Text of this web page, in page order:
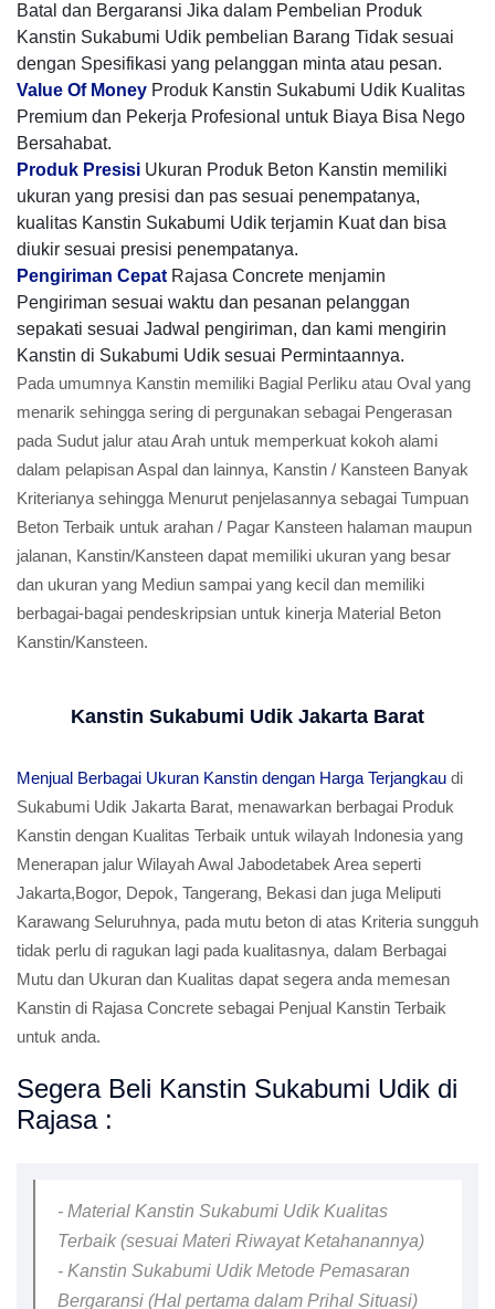
Batal dan Bergaransi Jika dalam Pembelian Produk
Kanstin Sukabumi Udik pembelian Barang Tidak sesuai
dengan Spesifikasi yang pelanggan minta atau pesan.
Value Of Money Produk Kanstin Sukabumi Udik Kualitas
Premium dan Pekerja Profesional untuk Biaya Bisa Nego
Bersahabat.
Produk Presisi Ukuran Produk Beton Kanstin memiliki
ukuran yang presisi dan pas sesuai penempatanya,
kualitas Kanstin Sukabumi Udik terjamin Kuat dan bisa
diukir sesuai presisi penempatanya.
Pengiriman Cepat Rajasa Concrete menjamin
Pengiriman sesuai waktu dan pesanan pelanggan
sepakati sesuai Jadwal pengiriman, dan kami mengirin
Kanstin di Sukabumi Udik sesuai Permintaannya.
Pada umumnya Kanstin memiliki Bagial Perliku atau Oval yang
menarik sehingga sering di pergunakan sebagai Pengerasan
pada Sudut jalur atau Arah untuk memperkuat kokoh alami
dalam pelapisan Aspal dan lainnya, Kanstin / Kansteen Banyak
Kriterianya sehingga Menurut penjelasannya sebagai Tumpuan
Beton Terbaik untuk arahan / Pagar Kansteen halaman maupun
jalanan, Kanstin/Kansteen dapat memiliki ukuran yang besar
dan ukuran yang Mediun sampai yang kecil dan memiliki
berbagai-bagai pendeskripsian untuk kinerja Material Beton
Kanstin/Kansteen.
Kanstin Sukabumi Udik Jakarta Barat
Menjual Berbagai Ukuran Kanstin dengan Harga Terjangkau di
Sukabumi Udik Jakarta Barat, menawarkan berbagai Produk
Kanstin dengan Kualitas Terbaik untuk wilayah Indonesia yang
Menerapan jalur Wilayah Awal Jabodetabek Area seperti
Jakarta,Bogor, Depok, Tangerang, Bekasi dan juga Meliputi
Karawang Seluruhnya, pada mutu beton di atas Kriteria sungguh
tidak perlu di ragukan lagi pada kualitasnya, dalam Berbagai
Mutu dan Ukuran dan Kualitas dapat segera anda memesan
Kanstin di Rajasa Concrete sebagai Penjual Kanstin Terbaik
untuk anda.
Segera Beli Kanstin Sukabumi Udik di
Rajasa :
- Material Kanstin Sukabumi Udik Kualitas
Terbaik (sesuai Materi Riwayat Ketahanannya)
- Kanstin Sukabumi Udik Metode Pemasaran
Bergaransi (Hal pertama dalam Prihal Situasi)